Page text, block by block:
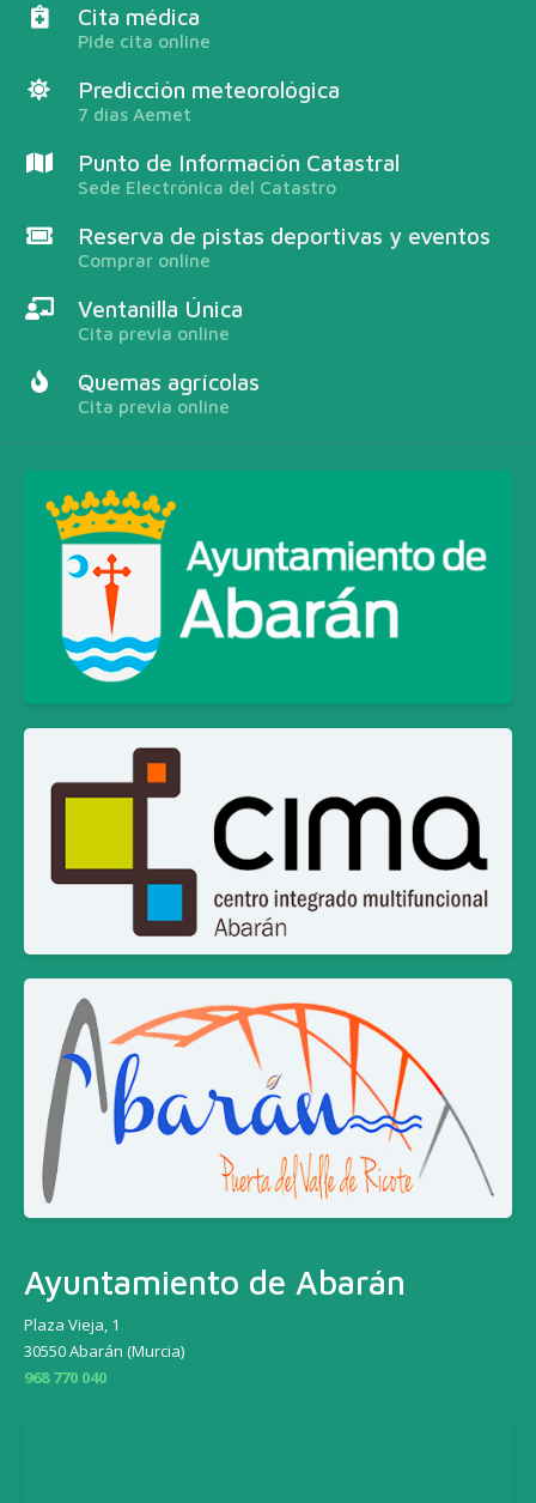
Cita médica
Pide cita online
Predicción meteorológica
7 días Aemet
Punto de Información Catastral
Sede Electrónica del Catastro
Reserva de pistas deportivas y eventos
Comprar online
Ventanilla Única
Cita previa online
Quemas agrícolas
Cita previa online
Ayuntamiento de Abarán
Plaza Vieja, 1
30550 Abarán (Murcia)
968 770 040